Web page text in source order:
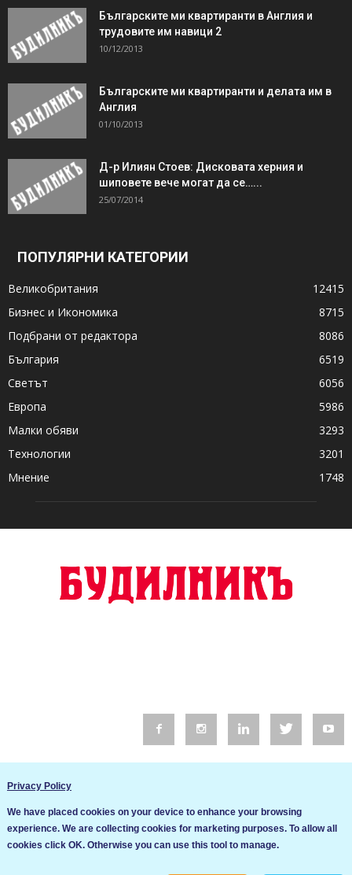
Българските ми квартиранти в Англия и
трудовите им навици 2
10/12/2013
Българските ми квартиранти и делата им в
Англия
01/10/2013
Д-р Илиян Стоев: Дисковата херния и
шиповете вече могат да се…...
25/07/2014
ПОПУЛЯРНИ КАТЕГОРИИ
Великобритания
12415
Бизнес и Икономика
8715
Подбрани от редактора
8086
България
6519
Светът
6056
Европа
5986
Малки обяви
3293
Технологии
3201
Мнение
1748
Общи условия
Privacy Policy
We have placed cookies on your device to enhance your browsing
experience. We are collecting cookies for marketing purposes. To allow all
cookies click OK. Otherwise you can use this tool to manage.
Ние използваме бисквитки за да подобрим услугите си. Ако
продължите да посещавате този сайт, ние приемаме, че се